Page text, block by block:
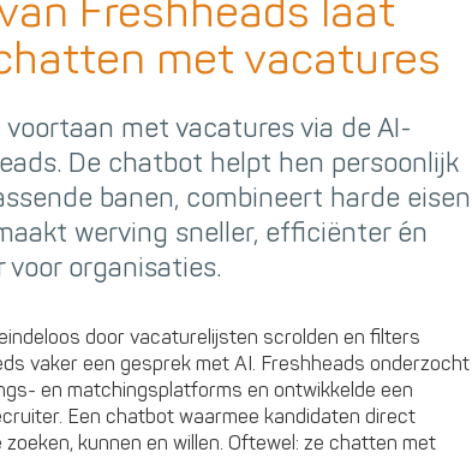
Freshheads laat
met vacatures
met vacatures via de AI-
De chatbot helpt hen persoonlijk
banen, combineert harde eisen
werving sneller, efficiënter én
organisaties.
door vacaturelijsten scrolden en filters
vaker een gesprek met AI. Freshheads onderzocht
en matchingsplatforms en ontwikkelde een
Een chatbot waarmee kandidaten direct
kunnen en willen. Oftewel: ze chatten met